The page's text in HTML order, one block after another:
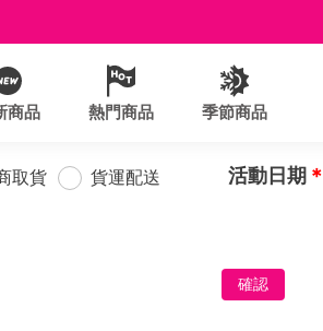
商品 熱門商品 季節商品
取貨 貨運配送 活動日期 ＊
確認